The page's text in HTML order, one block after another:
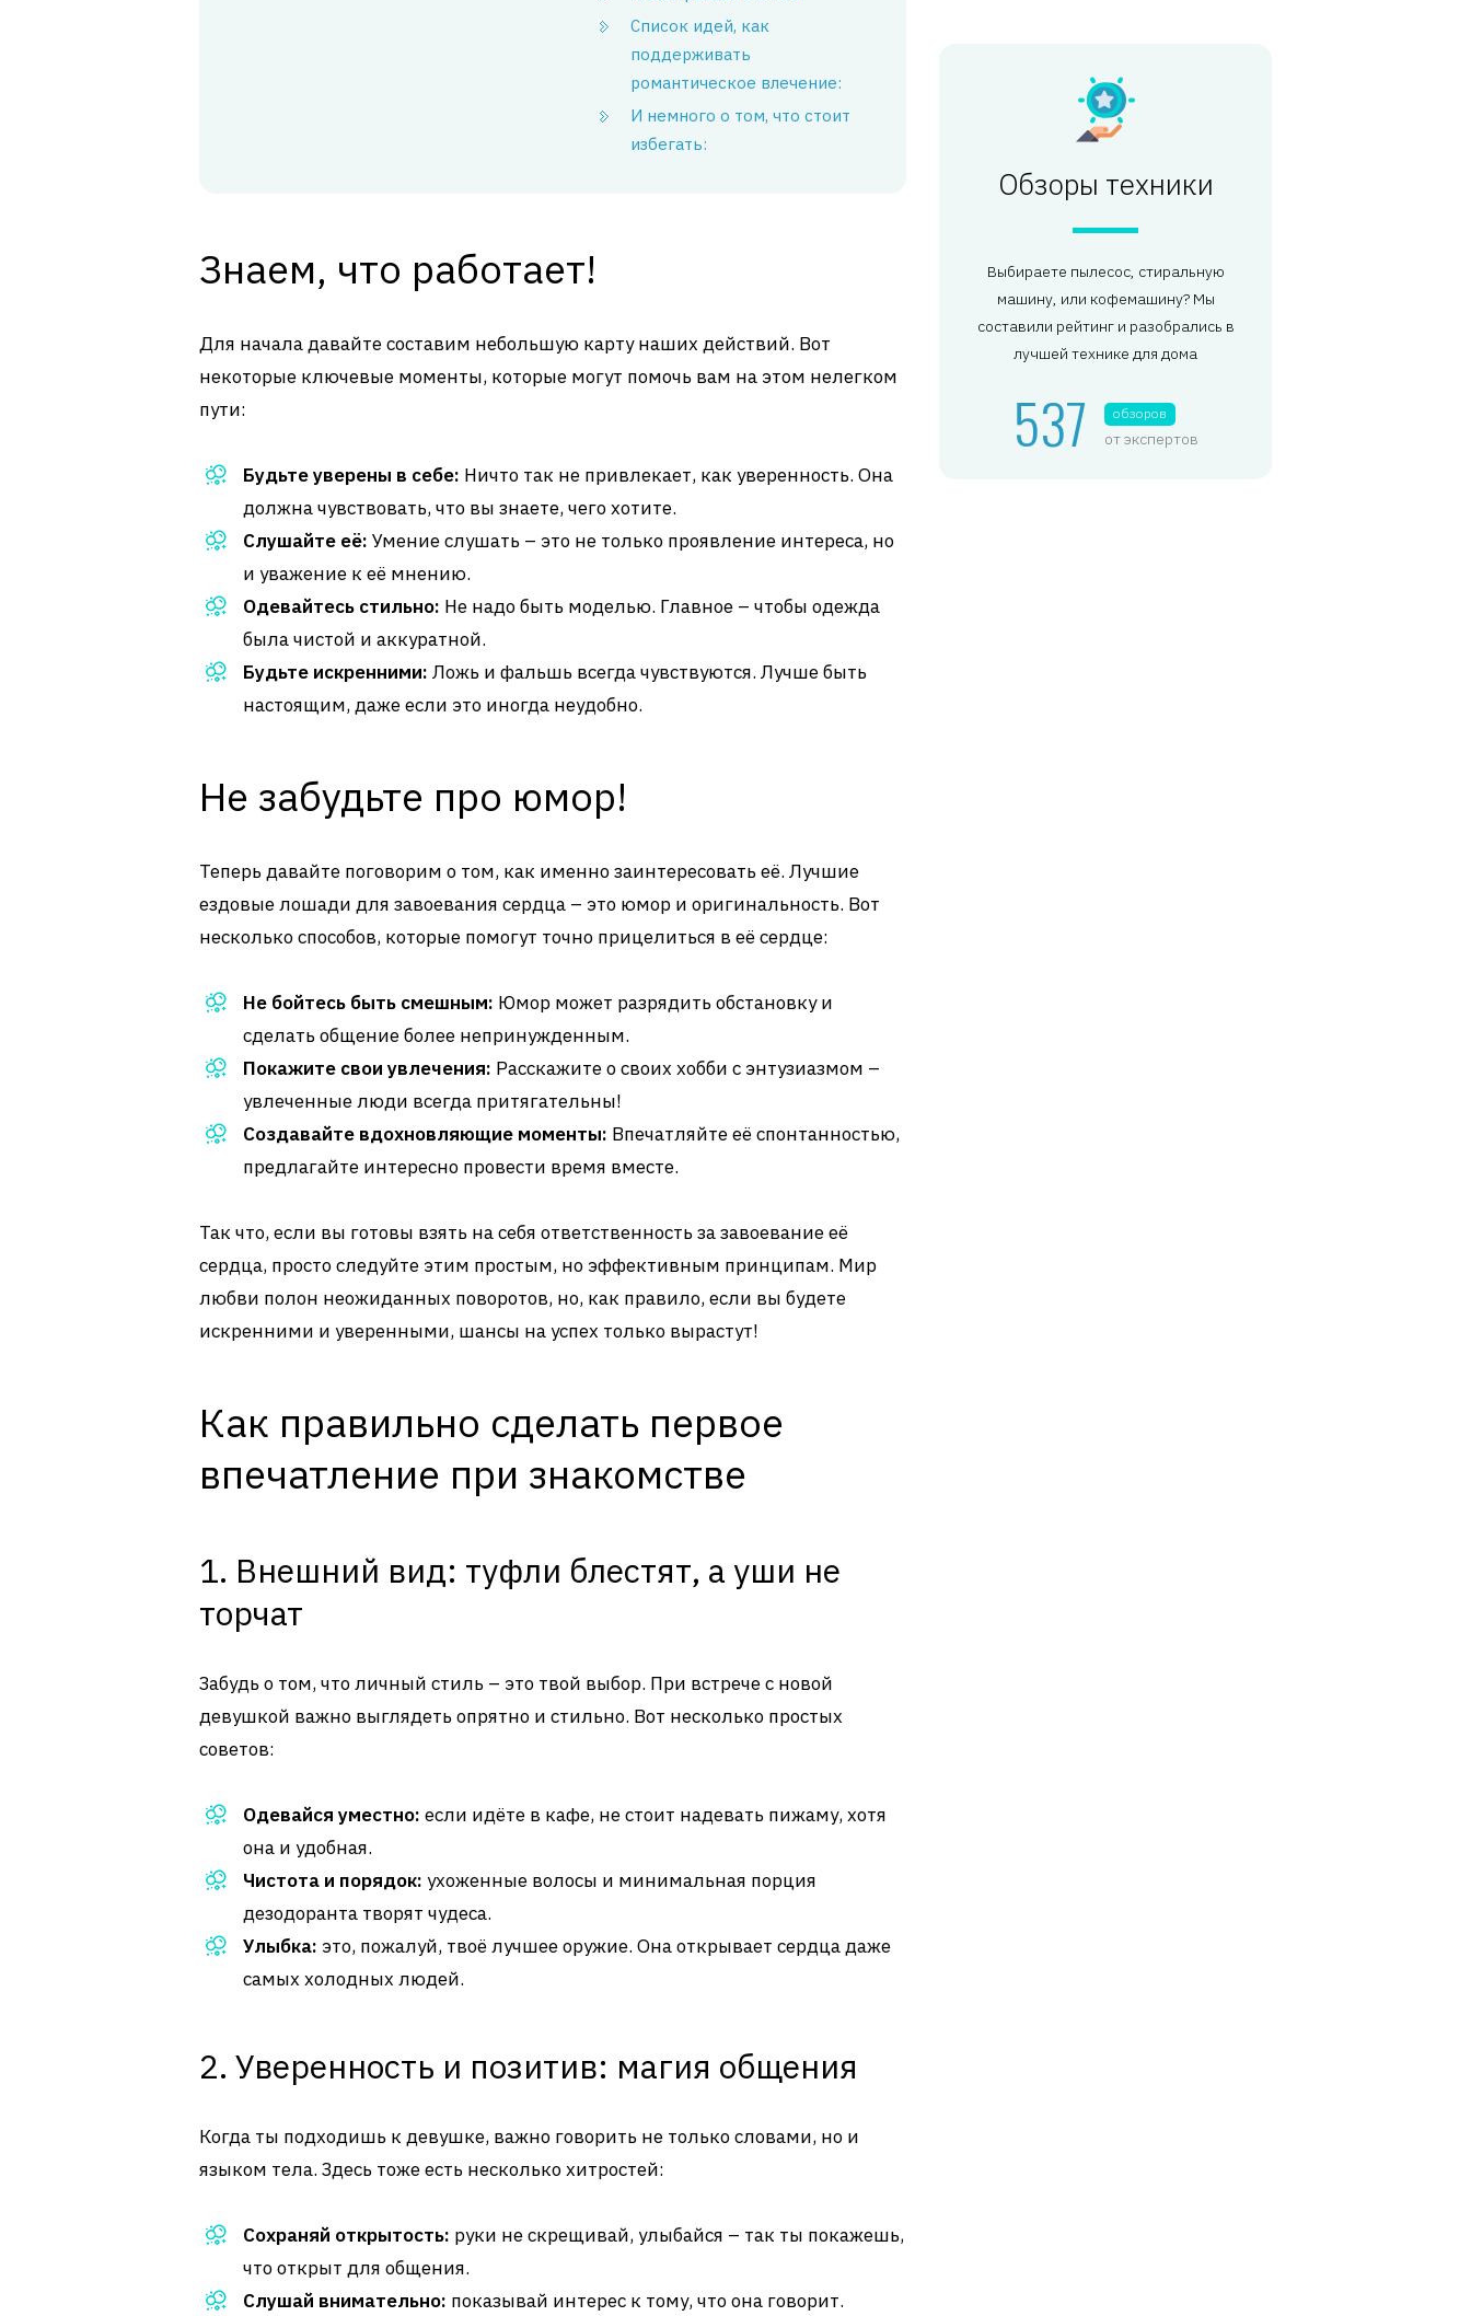
Список идей, как
поддерживать
романтическое влечение:
И немного о том, что стоит
избегать:
Знаем, что работает!
Для начала давайте составим небольшую карту наших действий. Вот
некоторые ключевые моменты, которые могут помочь вам на этом нелегком
пути:
Будьте уверены в себе: Ничто так не привлекает, как уверенность. Она
должна чувствовать, что вы знаете, чего хотите.
Слушайте её: Умение слушать – это не только проявление интереса, но
и уважение к её мнению.
Одевайтесь стильно: Не надо быть моделью. Главное – чтобы одежда
была чистой и аккуратной.
Будьте искренними: Ложь и фальшь всегда чувствуются. Лучше быть
настоящим, даже если это иногда неудобно.
Не забудьте про юмор!
Теперь давайте поговорим о том, как именно заинтересовать её. Лучшие
ездовые лошади для завоевания сердца – это юмор и оригинальность. Вот
несколько способов, которые помогут точно прицелиться в её сердце:
Не бойтесь быть смешным: Юмор может разрядить обстановку и
сделать общение более непринужденным.
Покажите свои увлечения: Расскажите о своих хобби с энтузиазмом –
увлеченные люди всегда притягательны!
Создавайте вдохновляющие моменты: Впечатляйте её спонтанностью,
предлагайте интересно провести время вместе.
Так что, если вы готовы взять на себя ответственность за завоевание её
сердца, просто следуйте этим простым, но эффективным принципам. Мир
любви полон неожиданных поворотов, но, как правило, если вы будете
искренними и уверенными, шансы на успех только вырастут!
Как правильно сделать первое
впечатление при знакомстве
1. Внешний вид: туфли блестят, а уши не
торчат
Забудь о том, что личный стиль – это твой выбор. При встрече с новой
девушкой важно выглядеть опрятно и стильно. Вот несколько простых
советов:
Одевайся уместно: если идёте в кафе, не стоит надевать пижаму, хотя
она и удобная.
Чистота и порядок: ухоженные волосы и минимальная порция
дезодоранта творят чудеса.
Улыбка: это, пожалуй, твоё лучшее оружие. Она открывает сердца даже
самых холодных людей.
2. Уверенность и позитив: магия общения
Когда ты подходишь к девушке, важно говорить не только словами, но и
языком тела. Здесь тоже есть несколько хитростей:
Сохраняй открытость: руки не скрещивай, улыбайся – так ты покажешь,
что открыт для общения.
Слушай внимательно: показывай интерес к тому, что она говорит.
Обзоры техники
Выбираете пылесос, стиральную
машину, или кофемашину? Мы
составили рейтинг и разобрались в
лучшей технике для дома
537 обзоров
от экспертов